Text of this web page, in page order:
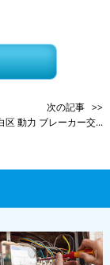
次の記事 >>
区 動力 ブレーカー交...